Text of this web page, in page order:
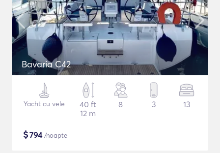
Bavaria C42
Yacht cu vele
40 ft
12 m
8 3 13
$794/noapte